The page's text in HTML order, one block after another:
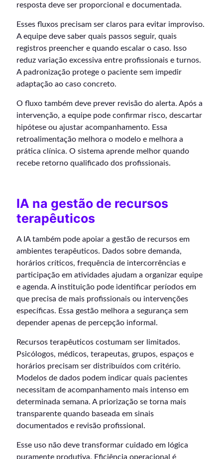
resposta deve ser proporcional e documentada.
Esses fluxos precisam ser claros para evitar improviso.
A equipe deve saber quais passos seguir, quais
registros preencher e quando escalar o caso. Isso
reduz variação excessiva entre profissionais e turnos.
A padronização protege o paciente sem impedir
adaptação ao caso concreto.
O fluxo também deve prever revisão do alerta. Após a
intervenção, a equipe pode confirmar risco, descartar
hipótese ou ajustar acompanhamento. Essa
retroalimentação melhora o modelo e melhora a
prática clínica. O sistema aprende melhor quando
recebe retorno qualificado dos profissionais.
IA na gestão de recursos
terapêuticos
A IA também pode apoiar a gestão de recursos em
ambientes terapêuticos. Dados sobre demanda,
horários críticos, frequência de intercorrências e
participação em atividades ajudam a organizar equipe
e agenda. A instituição pode identificar períodos em
que precisa de mais profissionais ou intervenções
específicas. Essa gestão melhora a segurança sem
depender apenas de percepção informal.
Recursos terapêuticos costumam ser limitados.
Psicólogos, médicos, terapeutas, grupos, espaços e
horários precisam ser distribuídos com critério.
Modelos de dados podem indicar quais pacientes
necessitam de acompanhamento mais intenso em
determinada semana. A priorização se torna mais
transparente quando baseada em sinais
documentados e revisão profissional.
Esse uso não deve transformar cuidado em lógica
puramente produtiva. Eficiência operacional é